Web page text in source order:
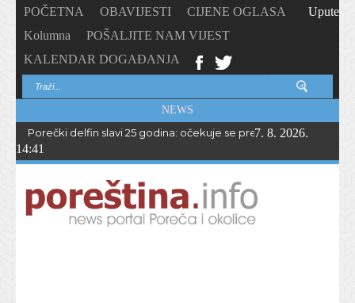
POČETNA OBAVIJESTI
CIJENE OGLASA
Kolumna
POŠALJITE NAM VIJEST
KALENDAR DOGAĐANJA
Upute
NEWS
Porečki delfin slavi 25 godina: očekuje se preko 1.700
7. 8. 2026.
14:41